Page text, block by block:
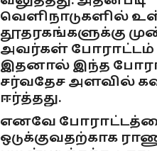
வெளிநாடுகளில்
தூதரகங்களுக்கு
அவர்கள் போராட்டம்
இதனால் இந்த
சர்வதேச அளவில்
ஈர்த்தது.
எனவே
ஒடுக்குவதற்காக